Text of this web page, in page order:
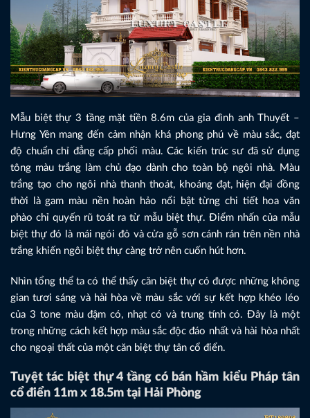
Mẫu biệt thự 3 tầng mặt tiền 8.6m của gia đình anh Thuyết –
Hưng Yên mang đến cảm nhận khá phong phú về màu sắc, đạt
độ chuẩn chỉ đẳng cấp phối màu. Các kiến trúc sư đã sử dụng
tông màu trắng làm chủ đạo dành cho toàn bộ ngôi nhà. Màu
trắng tạo cho ngôi nhà thanh thoát, khoáng đạt, hiện đại đồng
thời là gam màu nền hoàn hảo nổi bật từng chi tiết hoa văn
phào chỉ quyến rũ toát ra từ mẫu biệt thự. Điểm nhấn của mẫu
biệt thự đó là mái ngói đỏ và cửa gỗ sơn cánh rán trên nền nhà
trắng khiến ngôi biệt thự càng trở nên cuốn hút hơn.
Nhìn tổng thể ta có thể thấy căn biệt thự có được những không
gian tươi sáng và hài hòa về màu sắc với sự kết hợp khéo léo
của 3 tone màu đậm có, nhạt có và trung tính có. Đây là một
trong những cách kết hợp màu sắc độc đáo nhất và hài hòa nhất
cho ngoại thất của một căn biệt thự tân cổ điển.
Tuyệt tác biệt thự 4 tầng có bán hầm kiểu Pháp tân
cổ điển 11m x 18.5m tại Hải Phòng